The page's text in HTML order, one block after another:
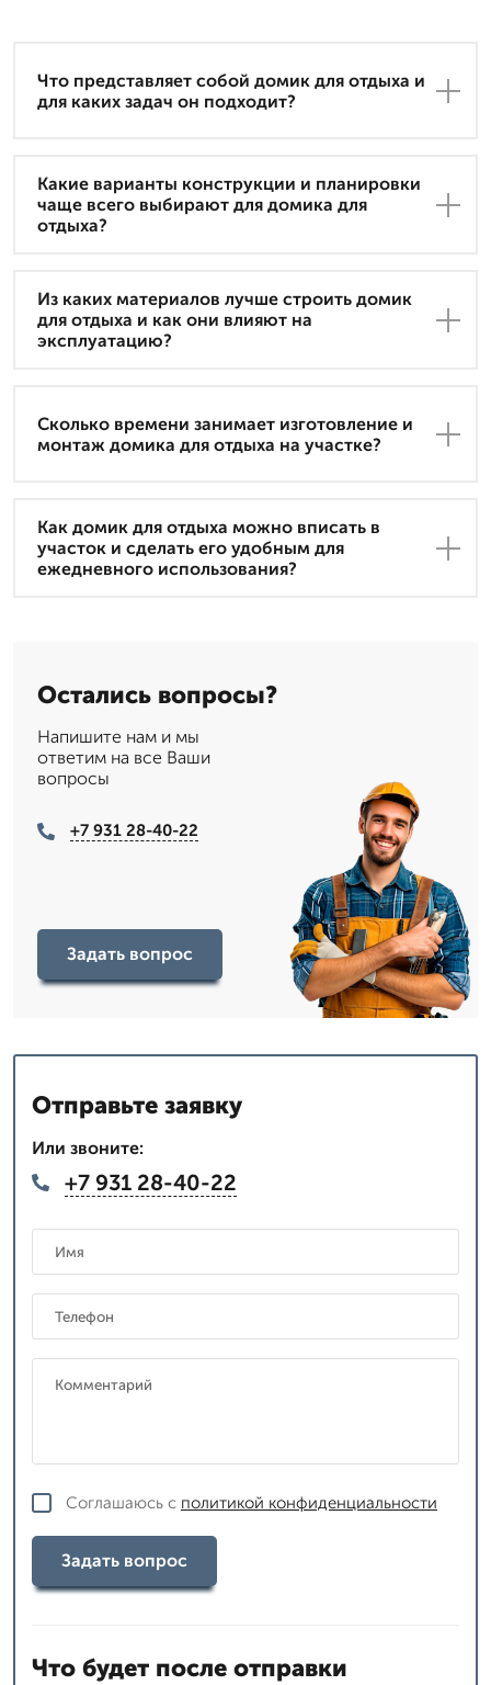
Что представляет собой домик для отдыха и
для каких задач он подходит?
Какие варианты конструкции и планировки
чаще всего выбирают для домика для
отдыха?
Из каких материалов лучше строить домик
для отдыха и как они влияют на
эксплуатацию?
Сколько времени занимает изготовление и
монтаж домика для отдыха на участке?
Как домик для отдыха можно вписать в
участок и сделать его удобным для
ежедневного использования?
Остались вопросы?
Напишите нам и мы
ответим на все Ваши
вопросы
+7 931 28-40-22
Задать вопрос
Отправьте заявку
Или звоните:
+7 931 28-40-22
Соглашаюсь с политикой конфиденциальности
Задать вопрос
Что будет после отправки